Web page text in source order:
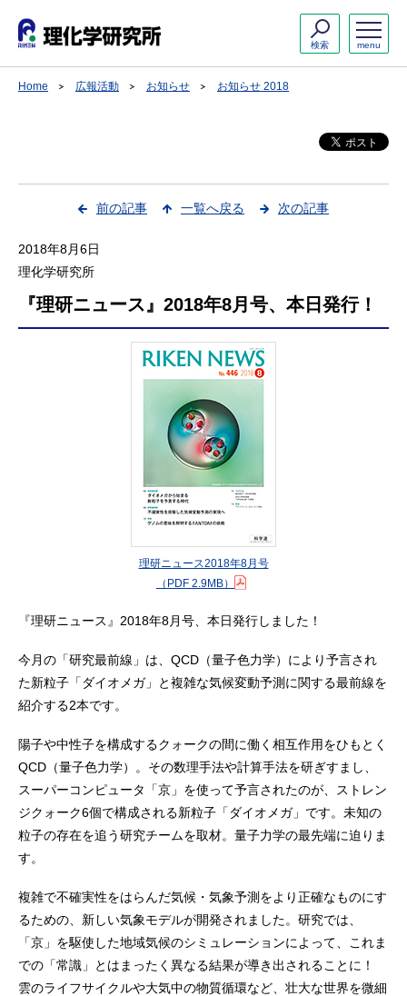
menu
検索
Home 広報活動 お知らせ お知らせ 2018
前の記事 一覧へ戻る 次の記事
2018年8月6日
理化学研究所
『理研ニュース』2018年8月号、本日発行！
理研ニュース2018年8月号
（PDF 2.9MB）
『理研ニュース』2018年8月号、本日発行しました！
今月の「研究最前線」は、QCD（量子色力学）により予言され
た新粒子「ダイオメガ」と複雑な気候変動予測に関する最前線を
紹介する2本です。
陽子や中性子を構成するクォークの間に働く相互作用をひもとく
QCD（量子色力学）。その数理手法や計算手法を研ぎすまし、
スーパーコンピュータ「京」を使って予言されたのが、ストレン
ジクォーク6個で構成される新粒子「ダイオメガ」です。未知の
粒子の存在を追う研究チームを取材。量子力学の最先端に迫りま
す。
複雑で不確実性をはらんだ気候・気象予測をより正確なものにす
るための、新しい気象モデルが開発されました。研究では、
「京」を駆使した地域気候のシミュレーションによって、これま
での「常識」とはまったく異なる結果が導き出されることに！
雲のライフサイクルや大気中の物質循環など、壮大な世界を微細